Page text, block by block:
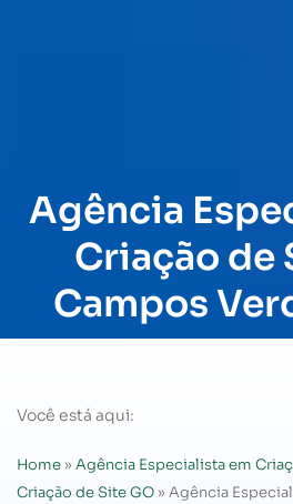
Agência
Criação de
Campos
Você está aqui:
Home » Agência Especialista em
Criação de Site GO » Agência